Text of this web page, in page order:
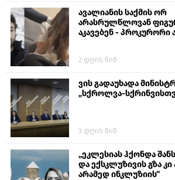
ავალიანის საქმის ორ
არასრულწლოვან
აკავებენ - პროკურორი
2 დღის წინ
ვის გადაუხადა
„სქროლვა-
3 დღის წინ
„ეკლესიას ჰქონდა
და ექსკლუზივის გზა კი
არამედ ინკლუზიის“